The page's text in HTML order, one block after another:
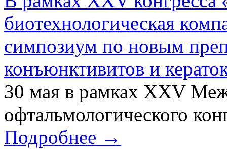
биотехнологическая
симпозиум по новым
конъюнктивитов и
30 мая в рамках XXV
офтальмологического
Подробнее →